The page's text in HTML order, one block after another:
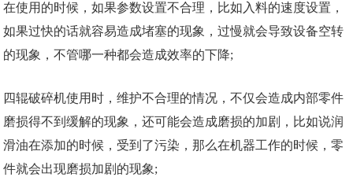
在使用的时候，如果参数设置不合理，比如入料的速度设置，
如果过快的话就容易造成堵塞的现象，过慢就会导致设备空转
的现象，不管哪一种都会造成效率的下降;
四辊破碎机使用时，维护不合理的情况，不仅会造成内部零件
磨损得不到缓解的现象，还可能会造成磨损的加剧，比如说润
滑油在添加的时候，受到了污染，那么在机器工作的时候，零
件就会出现磨损加剧的现象;